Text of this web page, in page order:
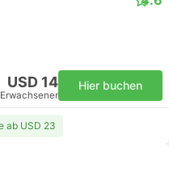
USD 14 Hier buchen
ab USD 23